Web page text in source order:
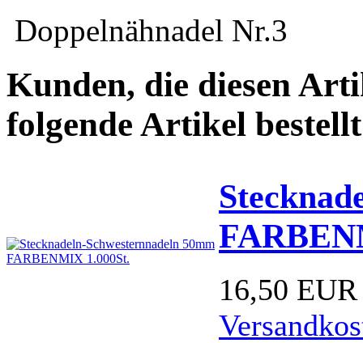
Doppelnähnadel Nr.3
Kunden, die diesen
folgende Artikel
16,50 EUR